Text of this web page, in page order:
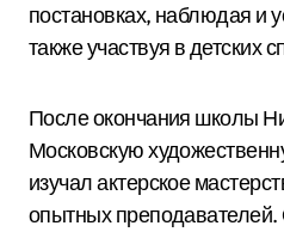
постановках, наблюдая и
также участвуя в детских
После окончания школы
Московскую
изучал актерское
опытных преподавателей.